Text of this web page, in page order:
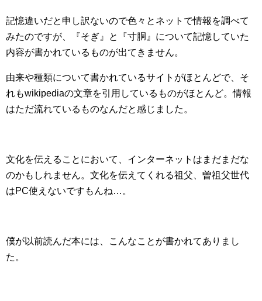
記憶違いだと申し訳ないので色々とネットで情報を調べて
みたのですが、『そぎ』と『寸胴』について記憶していた
内容が書かれているものが出てきません。
由来や種類について書かれているサイトがほとんどで、そ
れもwikipediaの文章を引用しているものがほとんど。情報
はただ流れているものなんだと感じました。
文化を伝えることにおいて、インターネットはまだまだな
のかもしれません。文化を伝えてくれる祖父、曽祖父世代
はPC使えないですもんね…。
僕が以前読んだ本には、こんなことが書かれてありまし
た。